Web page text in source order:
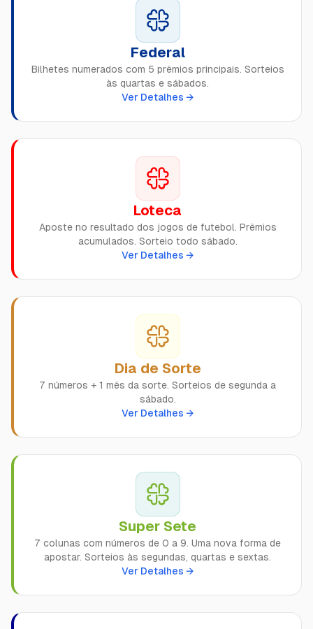
Federal
Bilhetes numerados com 5 prêmios principais. Sorteios
às quartas e sábados.
Ver Detalhes →
Loteca
Aposte no resultado dos jogos de futebol. Prêmios
acumulados. Sorteio todo sábado.
Ver Detalhes →
Dia de Sorte
7 números + 1 mês da sorte. Sorteios de segunda a
sábado.
Ver Detalhes →
Super Sete
7 colunas com números de 0 a 9. Uma nova forma de
apostar. Sorteios às segundas, quartas e sextas.
Ver Detalhes →